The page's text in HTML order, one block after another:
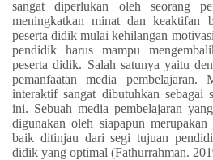
sangat diperlukan oleh seorang
meningkatkan minat dan keaktifan
peserta didik mulai kehilangan
pendidik harus mampu
peserta didik. Salah satunya yaitu
pemanfaatan media pembelajaran.
interaktif sangat dibutuhkan sebagai
ini. Sebuah media pembelajaran
digunakan oleh siapapun
baik ditinjau dari segi tujuan
didik yang optimal (Fathurrahman.